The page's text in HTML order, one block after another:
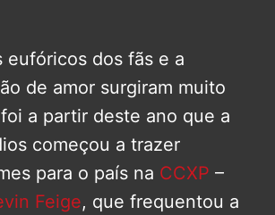
eufóricos dos fãs e a
de amor surgiram muito
a partir deste ano que a
começou a trazer
para o país na CCXP –
Feige, que frequentou a